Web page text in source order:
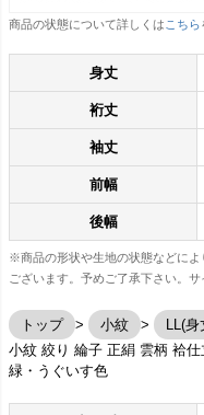
商品の状態について詳しくは こちら
身丈
裄丈
袖丈
前幅
後幅
※商品の形状や生地の状態などに
ございます。予めご了承下さい。
トップ 小紋 LL(身
小紋 絞り 綸子 正絹 雲柄 袷
緑・うぐいす色